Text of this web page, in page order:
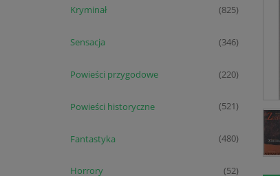
Kryminał (825)
Sensacja (346)
Powieści przygodowe (220)
Powieści historyczne (521)
Fantastyka (480)
Horrory (52)